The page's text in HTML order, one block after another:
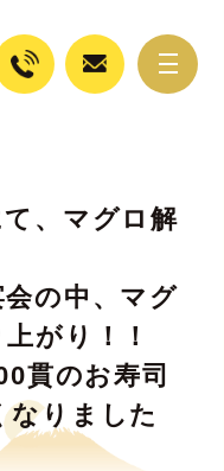
、マグロ解
の中、マグ
がり！！
貫のお寿司
なりました